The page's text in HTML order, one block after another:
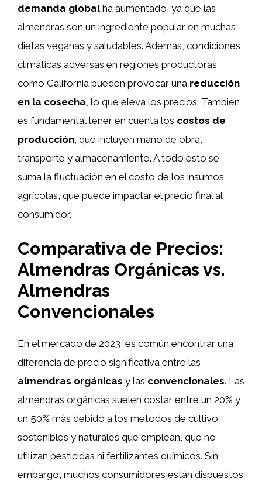
demanda globalha aumentado, ya que las
almendras son un ingrediente popular en muchas
dietas veganas y saludables. Además, condiciones
climáticas adversas en regiones productoras
como California pueden provocar una reducción
en la cosecha , lo que eleva los precios. También
es fundamental tener en cuenta los costos de
producción , que incluyen mano de obra,
transporte y almacenamiento. A todo esto se
suma la fluctuación en el costo de los insumos
agrícolas, que puede impactar el precio final al
consumidor.
Comparativa de Precios:
Almendras Orgánicas vs.
Almendras
Convencionales
En el mercado de 2023, es común encontrar una
diferencia de precio significativa entre las
almendras orgánicas y las convencionales. Las
almendras orgánicas suelen costar entre un 20% y
un 50% más debido a los métodos de cultivo
sostenibles y naturales que emplean, que no
utilizan pesticidas ni fertilizantes químicos. Sin
embargo, muchos consumidores están dispuestos